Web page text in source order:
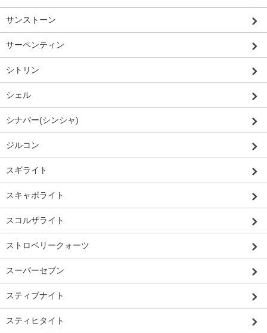
サンストーン
サーペンティン
シトリン
シェル
シナバー(シンシャ)
ジルコン
スギライト
スキャポライト
スコルザライト
ストロベリークォーツ
スーパーセブン
スティブナイト
スティヒタイト